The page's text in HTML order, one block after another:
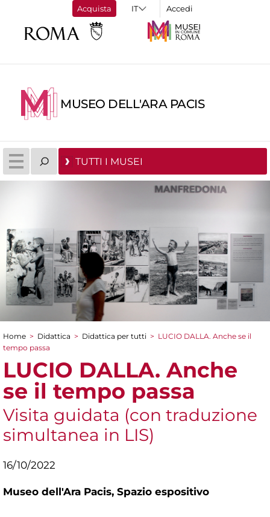
Acquista Accedi
MUSEO DELL'ARA PACIS
TUTTI I MUSEI
Tu sei qui
Home > Didattica > Didattica per tutti > LUCIO DALLA. Anche se il
tempo passa
LUCIO DALLA. Anche
se il tempo passa
Visita guidata (con traduzione
simultanea in LIS)
16/10/2022
Museo dell'Ara Pacis, Spazio espositivo